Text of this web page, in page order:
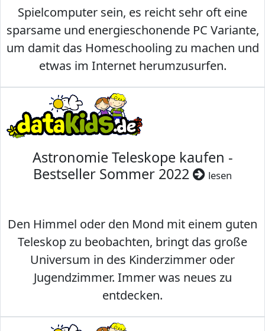
Spielcomputer sein, es reicht sehr oft eine
sparsame und energieschonende PC Variante,
um damit das Homeschooling zu machen und
etwas im Internet herumzusurfen.
Astronomie Teleskope kaufen -
Bestseller Sommer 2022
lesen
Den Himmel oder den Mond mit einem guten
Teleskop zu beobachten, bringt das große
Universum in des Kinderzimmer oder
Jugendzimmer. Immer was neues zu
entdecken.